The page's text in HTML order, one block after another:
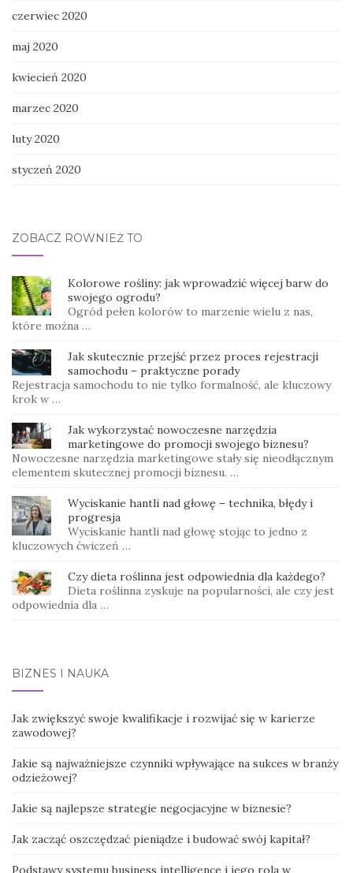
czerwiec 2020
maj 2020
kwiecień 2020
marzec 2020
luty 2020
styczeń 2020
ZOBACZ RÓWNIEŻ TO
Kolorowe rośliny: jak wprowadzić więcej barw do
swojego ogrodu?
Ogród pełen kolorów to marzenie wielu z nas,
które można …
Jak skutecznie przejść przez proces rejestracji
samochodu – praktyczne porady
Rejestracja samochodu to nie tylko formalność, ale kluczowy
krok w …
Jak wykorzystać nowoczesne narzędzia
marketingowe do promocji swojego biznesu?
Nowoczesne narzędzia marketingowe stały się nieodłącznym
elementem skutecznej promocji biznesu. …
Wyciskanie hantli nad głowę – technika, błędy i
progresja
Wyciskanie hantli nad głowę stojąc to jedno z
kluczowych ćwiczeń …
Czy dieta roślinna jest odpowiednia dla każdego?
Dieta roślinna zyskuje na popularności, ale czy jest
odpowiednia dla …
BIZNES I NAUKA
Jak zwiększyć swoje kwalifikacje i rozwijać się w karierze
zawodowej?
Jakie są najważniejsze czynniki wpływające na sukces w branży
odzieżowej?
Jakie są najlepsze strategie negocjacyjne w biznesie?
Jak zacząć oszczędzać pieniądze i budować swój kapitał?
Podstawy systemu business intelligence i jego rola w